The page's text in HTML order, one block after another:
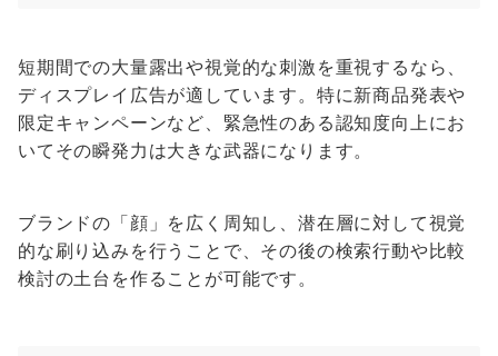
短期間での大量露出や視覚的な刺激を重視するなら、
ディスプレイ広告が適しています。特に新商品発表や
限定キャンペーンなど、緊急性のある認知度向上にお
いてその瞬発力は大きな武器になります。
ブランドの「顔」を広く周知し、潜在層に対して視覚
的な刷り込みを行うことで、その後の検索行動や比較
検討の土台を作ることが可能です。